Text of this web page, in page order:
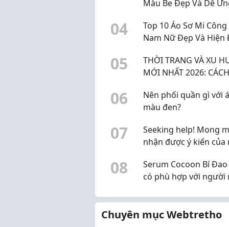
Màu Be Đẹp Và Dễ
04
Top 10 Áo Sơ Mi Công
Nam Nữ Đẹp Và Hiện
05
THỜI TRANG VÀ XU
MỚI NHẤT 2026:
PHONG CÁCH CÁ
NĂM 2026
06
Nên phối quần gì với
màu đen?
07
Seeking help! Mong
nhận được ý kiến của
viện thẩm mỹ
bác sĩ Lê Ngọc Tuấn
08
Serum Cocoon Bí Đao
có phù hợp với người
Chuyên mục Webtretho